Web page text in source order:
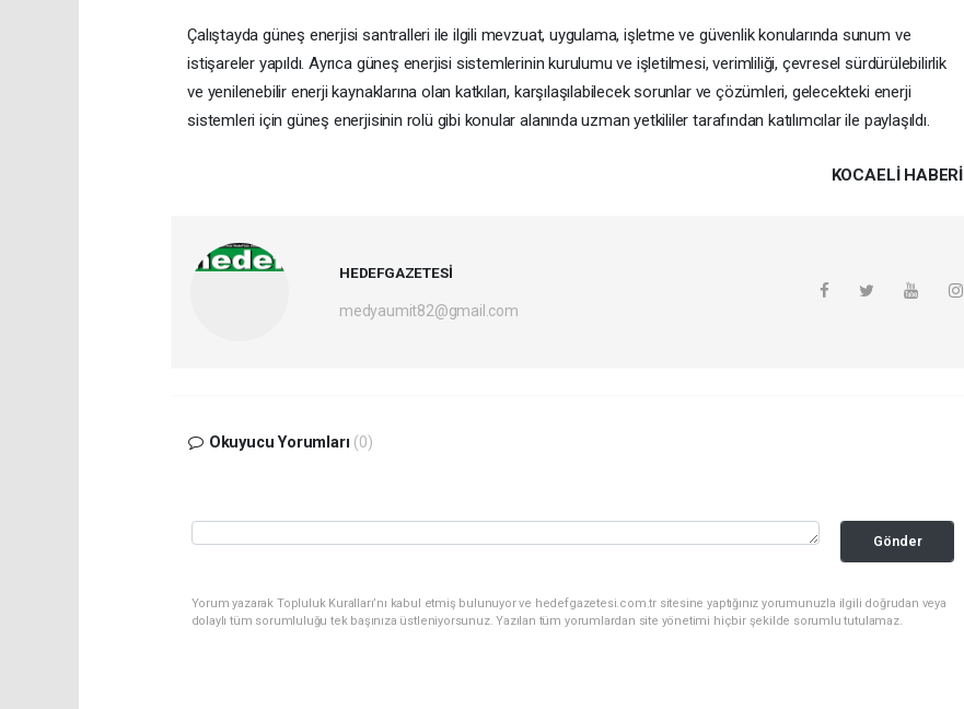
Çalıştayda güneş enerjisi santralleri ile ilgili mevzuat, uygulama, işletme ve güvenlik konularında sunum ve
istişareler yapıldı. Ayrıca güneş enerjisi sistemlerinin kurulumu ve işletilmesi, verimliliği, çevresel sürdürülebilirlik
ve yenilenebilir enerji kaynaklarına olan katkıları, karşılaşılabilecek sorunlar ve çözümleri, gelecekteki enerji
sistemleri için güneş enerjisinin rolü gibi konular alanında uzman yetkililer tarafından katılımcılar ile paylaşıldı.
KOCAELI HABERİ
HEDEFGAZETESİ
medyaumit82@gmail.com
Okuyucu Yorumları (0)
Gönder
Yorum yazarak Topluluk Kuralları’nı kabul etmiş bulunuyor ve hedefgazetesi.com.tr sitesine yaptığınız yorumunuzla ilgili doğrudan veya
dolaylı tüm sorumluluğu tek başınıza üstleniyorsunuz. Yazılan tüm yorumlardan site yönetimi hiçbir şekilde sorumlu tutulamaz.